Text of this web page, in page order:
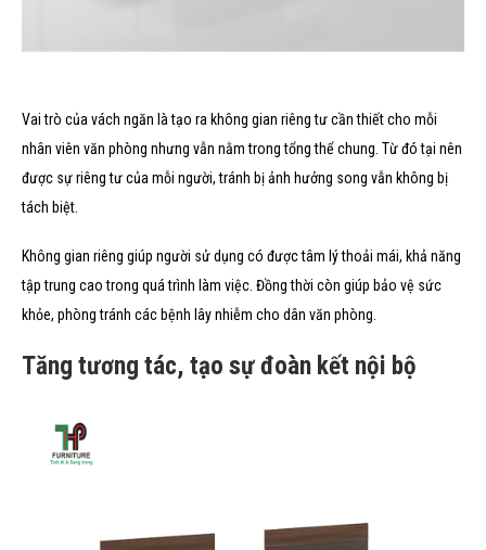
Vai trò của vách ngăn là tạo ra không gian riêng tư cần thiết cho mỗi
nhân viên văn phòng nhưng vẫn nằm trong tổng thể chung. Từ đó tại nên
được sự riêng tư của mỗi người, tránh bị ảnh hưởng song vẫn không bị
tách biệt.
Không gian riêng giúp người sử dụng có được tâm lý thoải mái, khả năng
tập trung cao trong quá trình làm việc. Đồng thời còn giúp bảo vệ sức
khỏe, phòng tránh các bệnh lây nhiễm cho dân văn phòng.
Tăng tương tác, tạo sự đoàn kết nội bộ